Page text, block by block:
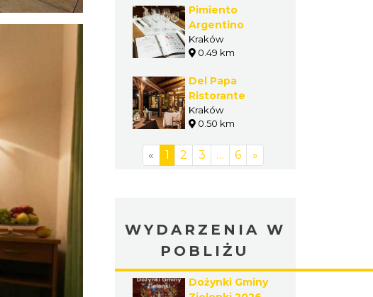
Pimiento
Argentino
Kraków
0.49 km
Del Papa
Ristorante
Kraków
0.50 km
« 1 2 3 … 6 »
WYDARZENIA W
POBLIŻU
Dożynki Gminy